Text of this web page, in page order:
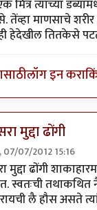
त्याच्या
माणसाचे शरीर
हेदेखील तितकेसे
लॉग इन करा
मुद्दा ढोंगी
07/07/2012 15:16
अनेक शाकाहारी
मुद्दा ढोंगी
स्वतःची तथाकथित
लै हौस असते